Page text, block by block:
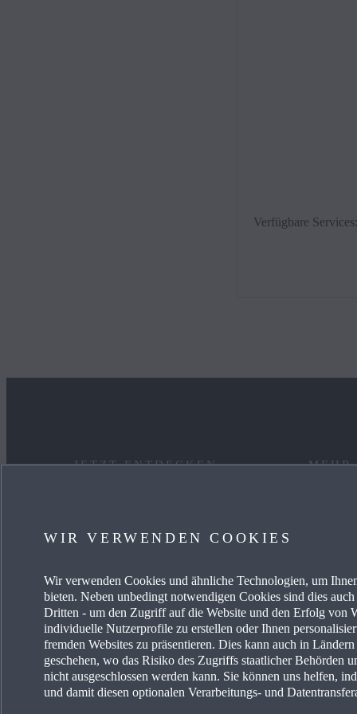
Verfügbare Services:
JETZT ENTDECKEN
AKTUELLE ANGEBOTE
BUSINESS ANGEBOTE
EIN AUTO KAUFEN
HÄNDLERSUCHE
MEHR
FREIE
PRESSE
MAZDA
WIR VERWENDEN COOKIES
Wir verwenden Cookies und ähnliche Technologien, um
bieten. Neben unbedingt notwendigen Cookies sind dies
Dritten - um den Zugriff auf die Website und den Erfolg von
individuelle Nutzerprofile zu erstellen oder Ihnen
fremden Websites zu präsentieren. Dies kann auch in
geschehen, wo das Risiko des Zugriffs staatlicher Behörden
nicht ausgeschlossen werden kann. Sie können uns helfen,
und damit diesen optionalen Verarbeitungs- und